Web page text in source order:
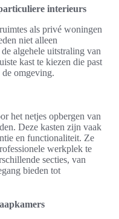
interieurs
als privé woningen
niet alleen
algehele uitstraling van
kast te kiezen die past
omgeving.
het netjes opbergen van
Deze kasten zijn vaak
en functionaliteit. Ze
werkplek te
secties, van
bieden tot